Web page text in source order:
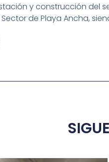
y construcción del
Sector de Playa Ancha,